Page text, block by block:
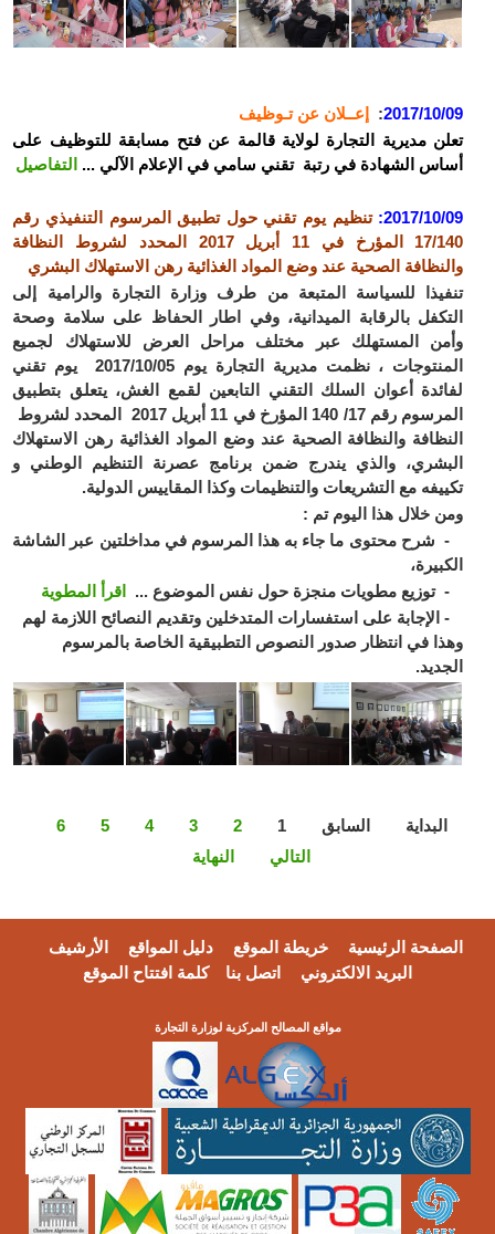
2017/10/09
:
إعــلان عن تـوظيف
تعلن مديرية التجارة لولاية قالمة عن فتح مسابقة للتوظيف على
أساس الشهادة في رتبة تقني سامي في الإعلام الآلي ... التفاصيل
2017/10/09:
تنظيم يوم تقني حول تطبيق المرسوم التنفيذي رقم
17/140 المؤرخ في 11 أبريل 2017 المحدد لشروط النظافة
والنظافة الصحية عند وضع المواد الغذائية رهن الاستهلاك البشري
تنفيذا للسياسة المتبعة من طرف وزارة التجارة والرامية إلى
التكفل بالرقابة الميدانية، وفي اطار الحفاظ على سلامة وصحة
وأمن المستهلك عبر مختلف مراحل العرض للاستهلاك لجميع
المنتوجات ، نظمت مديرية التجارة يوم 2017/10/05 يوم تقني
لفائدة أعوان السلك التقني التابعين لقمع الغش، يتعلق بتطبيق
المرسوم رقم 17/ 140 المؤرخ في 11 أبريل 2017 المحدد لشروط
النظافة والنظافة الصحية عند وضع المواد الغذائية رهن الاستهلاك
البشري، والذي يندرج ضمن برنامج عصرنة التنظيم الوطني و
تكييفه مع التشريعات والتنظيمات وكذا المقاييس الدولية.
ومن خلال هذا اليوم تم :
- شرح محتوى ما جاء به هذا المرسوم في مداخلتين عبر الشاشة
الكبيرة،
- توزيع مطويات منجزة حول نفس الموضوع ...
اقرأ المطوية
- الإجابة على استفسارات المتدخلين وتقديم النصائح اللازمة لهم
وهذا في انتظار صدور النصوص التطبيقية الخاصة بالمرسوم
الجديد.
البداية السابق 1
2
3
4
5
6
التالي
النهاية
الصفحة الرئيسية خريطة الموقع دليل المواقع
الأرشيف
البريد الالكتروني
اتصل بنا كلمة افتتاح الموقع
مواقع المصالح المركزية لوزارة التجارة